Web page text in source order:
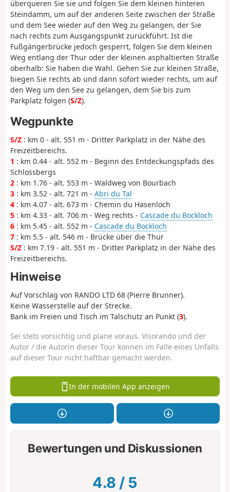
überqueren Sie sie und folgen Sie dem kleinen hinteren
Steindamm, um auf der anderen Seite zwischen der Straße
und dem See wieder auf den Weg zu gelangen, der Sie
nach rechts zum Ausgangspunkt zurückführt. Ist die
Fußgängerbrücke jedoch gesperrt, folgen Sie dem kleinen
Weg entlang der Thur oder der kleinen asphaltierten Straße
oberhalb: Sie haben die Wahl. Gehen Sie zur kleinen Straße,
biegen Sie rechts ab und dann sofort wieder rechts, um auf
den Weg um den See zu gelangen, dem Sie bis zum
Parkplatz folgen (S/Z).
Wegpunkte
S/Z : km 0 - alt. 551 m - Dritter Parkplatz in der Nähe des
Freizeitbereichs.
1 : km 0.44 - alt. 552 m - Beginn des Entdeckungspfads des
Schlossbergs
2 : km 1.76 - alt. 553 m - Waldweg von Bourbach
3 : km 3.52 - alt. 721 m - Abri du Tal
4 : km 4.07 - alt. 673 m - Chemin du Hasenloch
5 : km 4.33 - alt. 706 m - Weg rechts - Cascade du Bockloch
6 : km 5.45 - alt. 552 m - Cascade du Bockloch
7 : km 5.5 - alt. 546 m - Brücke über die Thur
S/Z : km 7.19 - alt. 551 m - Dritter Parkplatz in der Nähe des
Freizeitbereichs.
Hinweise
Auf Vorschlag von RANDO LTD 68 (Pierre Brunner).
Keine Wasserstelle auf der Strecke.
Bank im Freien und Tisch im Talschutz an Punkt (3).
Sei stets vorsichtig und plane voraus. Visorando und der
Autor / die Autorin dieser Tour können im Falle eines Unfalls
auf dieser Tour nicht haftbar gemacht werden.
In der mobilen App anzeigen
Bewertungen und Diskussionen
4.8 / 5